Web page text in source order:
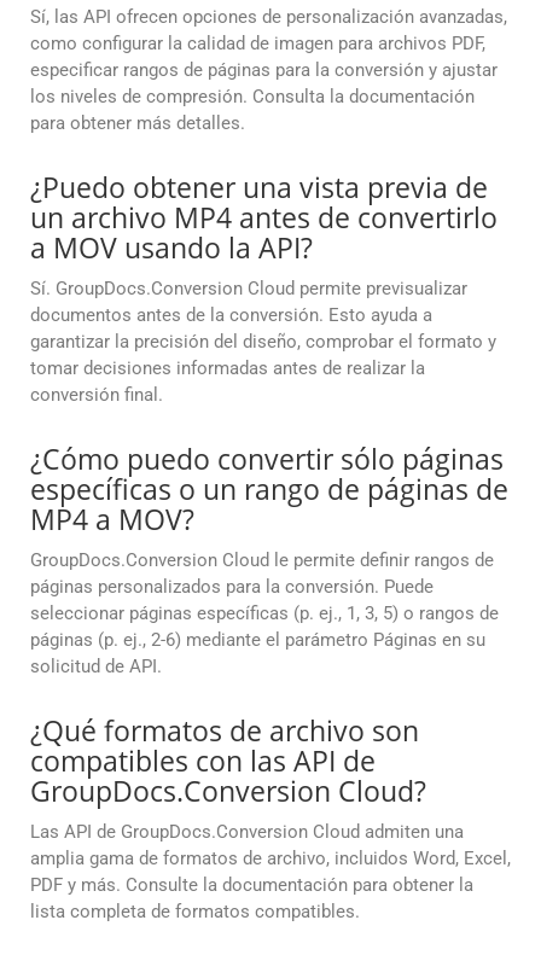
Sí, las API ofrecen opciones de personalización avanzadas,
como configurar la calidad de imagen para archivos PDF,
especificar rangos de páginas para la conversión y ajustar
los niveles de compresión. Consulta la documentación
para obtener más detalles.
¿Puedo obtener una vista previa de
un archivo MP4 antes de convertirlo
a MOV usando la API?
Sí. GroupDocs.Conversion Cloud permite previsualizar
documentos antes de la conversión. Esto ayuda a
garantizar la precisión del diseño, comprobar el formato y
tomar decisiones informadas antes de realizar la
conversión final.
¿Cómo puedo convertir sólo páginas
específicas o un rango de páginas de
MP4 a MOV?
GroupDocs.Conversion Cloud le permite definir rangos de
páginas personalizados para la conversión. Puede
seleccionar páginas específicas (p. ej., 1, 3, 5) o rangos de
páginas (p. ej., 2-6) mediante el parámetro Páginas en su
solicitud de API.
¿Qué formatos de archivo son
compatibles con las API de
GroupDocs.Conversion Cloud?
Las API de GroupDocs.Conversion Cloud admiten una
amplia gama de formatos de archivo, incluidos Word, Excel,
PDF y más. Consulte la documentación para obtener la
lista completa de formatos compatibles.